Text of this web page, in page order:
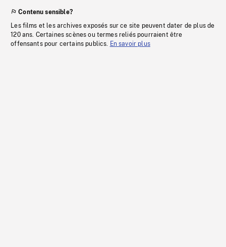
Contenu sensible?
Les films et les archives exposés sur ce site peuvent dater de plus de
120 ans. Certaines scènes ou termes reliés pourraient être
offensants pour certains publics. En savoir plus